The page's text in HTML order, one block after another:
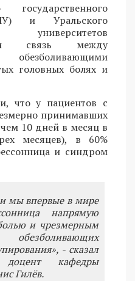
и Уральского
связь между
головных болях и
что у пациентов с
принимавших
10 дней в месяц в
месяцев), в 60%
и синдром
мы впервые в мире
напрямую
и чрезмерным
- сказал
кафедры
Гилёв.